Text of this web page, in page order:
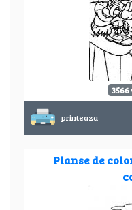
printeaza
Planse de